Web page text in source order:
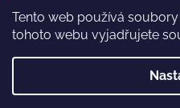
Tento web používá
tohoto webu vyjadřujete